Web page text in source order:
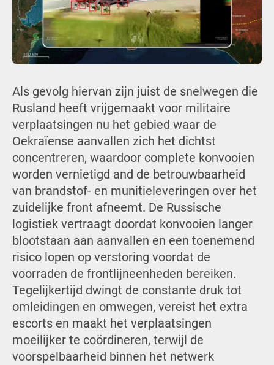
Als gevolg hiervan zijn juist de snelwegen die
Rusland heeft vrijgemaakt voor militaire
verplaatsingen nu het gebied waar de
Oekraïense aanvallen zich het dichtst
concentreren, waardoor complete konvooien
worden vernietigd and de betrouwbaarheid
van brandstof- en munitieleveringen over het
zuidelijke front afneemt. De Russische
logistiek vertraagt doordat konvooien langer
blootstaan aan aanvallen en een toenemend
risico lopen op verstoring voordat de
voorraden de frontlijneenheden bereiken.
Tegelijkertijd dwingt de constante druk tot
omleidingen en omwegen, vereist het extra
escorts en maakt het verplaatsingen
moeilijker te coördineren, terwijl de
voorspelbaarheid binnen het netwerk